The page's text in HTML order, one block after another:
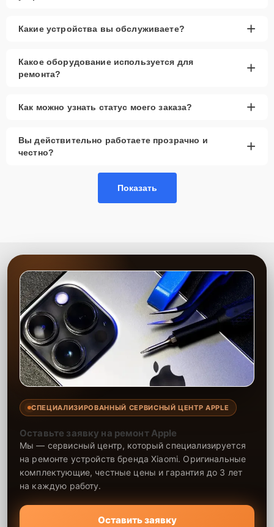
Какие устройства вы обслуживаете? +
Какое оборудование используется для
ремонта?
+
Как можно узнать статус моего заказа? +
Вы действительно работаете прозрачно и
честно?
+
Показать
СПЕЦИАЛИЗИРОВАННЫЙ СЕРВИСНЫЙ ЦЕНТР APPLE
Оставьте заявку на ремонт Apple
Мы — сервисный центр, который специализируется
на ремонте устройств бренда Xiaomi. Оригинальные
комплектующие, честные цены и гарантия до 3 лет
на каждую работу.
Оставить заявку